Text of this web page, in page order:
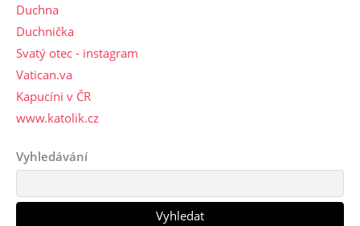
Duchna
Duchnička
Svatý otec - instagram
Vatican.va
Kapucíni v ČR
www.katolik.cz
Vyhledávání